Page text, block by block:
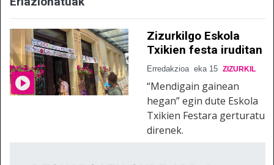
Zizurkilgo Eskola
Txikien festa iruditan
Erredakzioa eka 15 ZIZURKIL
“Mendigain gainean
hegan” egin dute Eskola
Txikien Festara gerturatu
direnek.